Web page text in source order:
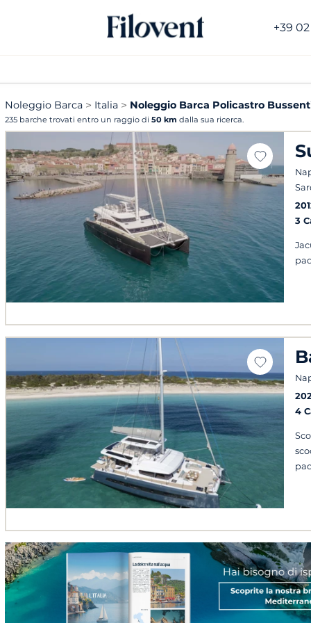
+39
Noleggio Barca Italia Noleggio Barca Policastro
235 barche trovati entro un raggio di 50 km dalla sua ricerca.
3
4